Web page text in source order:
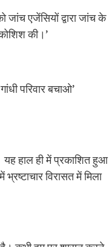
जांच एजेंसियों द्वारा जांच के
की।’
परिवार बचाओ’
हाल ही में प्रकाशित हुआ
विरासत में मिला